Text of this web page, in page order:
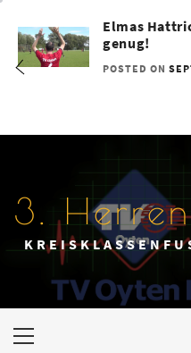
content
Elmas
genug!
POSTED ON
3.
Primary